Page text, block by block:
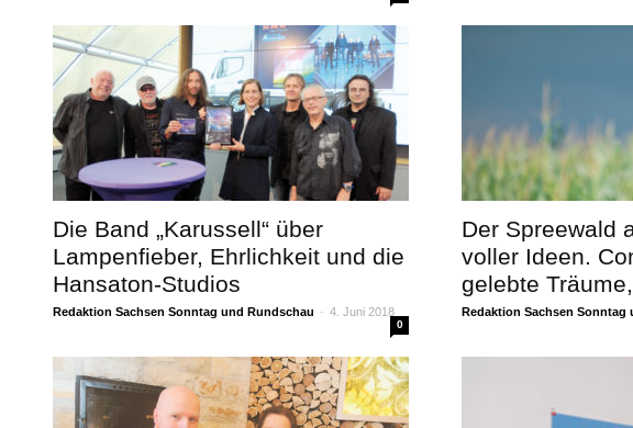
Die Band „Karussell“ über
Lampenfieber, Ehrlichkeit und die
Hansaton-Studios
Redaktion Sachsen Sonntag und Rundschau - 4. Juni 2018
0
Der Spreewald
voller Ideen.
gelebte
Redaktion Sachsen Sonntag